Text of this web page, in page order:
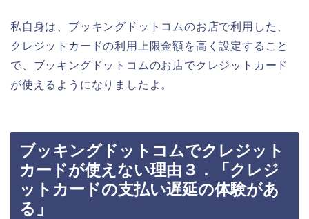
私自身は、ブッキングドットコムのお店で利用した、
クレジットカードの利用上限金額を高く設定すること
で、ブッキングドットコムのお店でクレジットカード
が使えるようになりましたよ。
ブッキングドットコムでクレジット
カードが使えない理由３．「クレジ
ットカードの支払い遅延の体験があ
る」